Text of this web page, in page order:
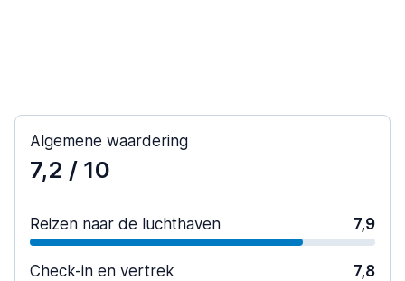
Algemene waardering
7,2 / 10
Reizen naar de luchthaven 7,9
Check-in en vertrek 7,8